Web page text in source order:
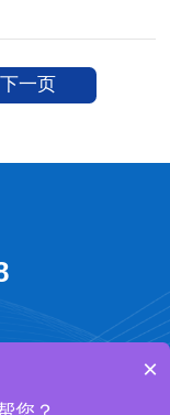
下一页
×